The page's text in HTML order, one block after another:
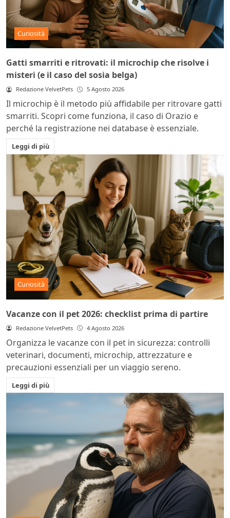
Curiosità
Gatti smarriti e ritrovati: il microchip che risolve i
misteri (e il caso del sosia belga)
Redazione VelvetPets 5 Agosto 2026
Il microchip è il metodo più affidabile per ritrovare gatti
smarriti. Scopri come funziona, il caso di Orazio e
perché la registrazione nei database è essenziale.
Leggi di più
Curiosità
Vacanze con il pet 2026: checklist prima di partire
Redazione VelvetPets 4 Agosto 2026
Organizza le vacanze con il pet in sicurezza: controlli
veterinari, documenti, microchip, attrezzature e
precauzioni essenziali per un viaggio sereno.
Leggi di più